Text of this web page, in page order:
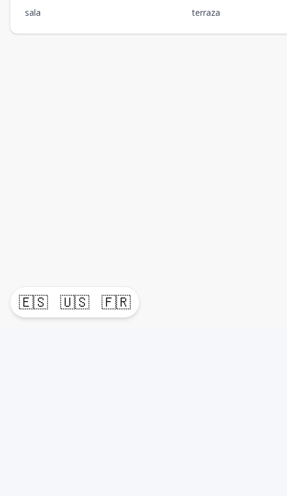
🇪🇸 🇺🇸 🇫🇷
sala
terraza